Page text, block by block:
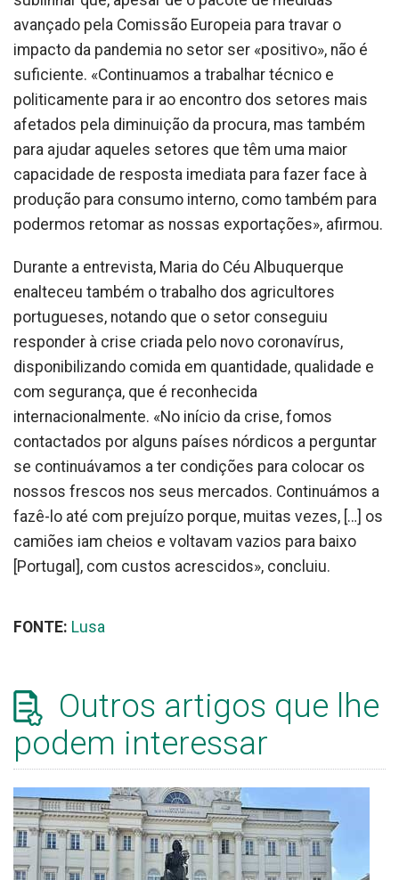
avançado pela Comissão Europeia para travar o
impacto da pandemia no setor ser «positivo», não é
suficiente. «Continuamos a trabalhar técnico e
politicamente para ir ao encontro dos setores mais
afetados pela diminuição da procura, mas também
para ajudar aqueles setores que têm uma maior
capacidade de resposta imediata para fazer face à
produção para consumo interno, como também para
podermos retomar as nossas exportações», afirmou.
Durante a entrevista, Maria do Céu Albuquerque
enalteceu também o trabalho dos agricultores
portugueses, notando que o setor conseguiu
responder à crise criada pelo novo coronavírus,
disponibilizando comida em quantidade, qualidade e
com segurança, que é reconhecida
internacionalmente. «No início da crise, fomos
contactados por alguns países nórdicos a perguntar
se continuávamos a ter condições para colocar os
nossos frescos nos seus mercados. Continuámos a
fazê-lo até com prejuízo porque, muitas vezes, […] os
camiões iam cheios e voltavam vazios para baixo
[Portugal], com custos acrescidos», concluiu.
FONTE: Lusa
Outros artigos que lhe
podem interessar